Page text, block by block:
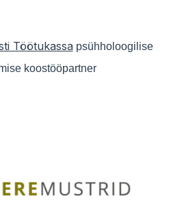
Töötukassa psühholoogilise
koostööpartner